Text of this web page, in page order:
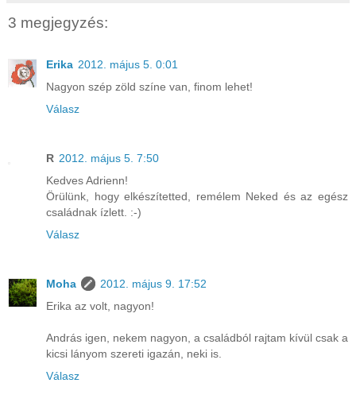
3 megjegyzés:
Erika 2012. május 5. 0:01
Nagyon szép zöld színe van, finom lehet!
Válasz
R 2012. május 5. 7:50
Kedves Adrienn!
Örülünk, hogy elkészítetted, remélem Neked és az egész
családnak ízlett. :-)
Válasz
Moha
2012. május 9. 17:52
Erika az volt, nagyon!
András igen, nekem nagyon, a családból rajtam kívül csak a
kicsi lányom szereti igazán, neki is.
Válasz